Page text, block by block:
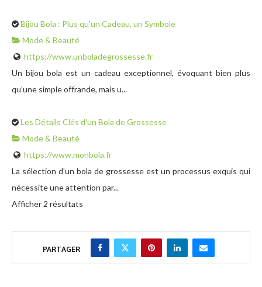
Bijou Bola : Plus qu'un Cadeau, un Symbole
Mode & Beauté
https://www.unboladegrossesse.fr
Un bijou bola est un cadeau exceptionnel, évoquant bien plus
qu’une simple offrande, mais u...
Les Détails Clés d'un Bola de Grossesse
Mode & Beauté
https://www.monbola.fr
La sélection d’un bola de grossesse est un processus exquis qui
nécessite une attention par...
Afficher 2 résultats
PARTAGER